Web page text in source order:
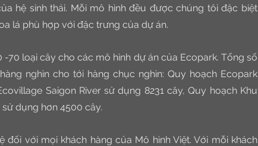
hệ sinh thái. Mỗi mô hình đều được chúng tôi đặc biệt
lá phù hợp với đặc trưng của dự án.
70 loại cây cho các mô hình dự án của Ecopark. Tổng số
nghìn cho tới hàng chục nghìn: Quy hoạch Ecopark
Saigon River sử dụng 8231 cây, Quy hoạch Khu
dụng hơn 4500 cây.
đối với mọi khách hàng của Mô hình Việt. Với mỗi khách